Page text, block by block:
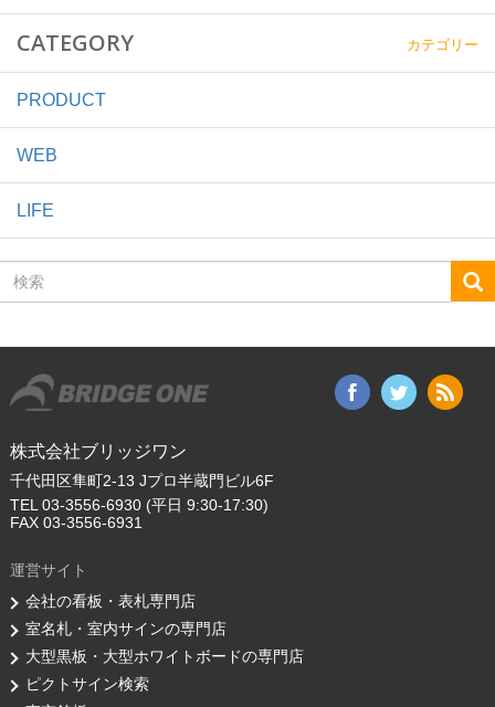
CATEGORY カテゴリー
PRODUCT
WEB
LIFE
株式会社ブリッジワン
千代田区隼町2-13 Jプロ半蔵門ビル6F
TEL 03-3556-6930 (平日 9:30-17:30)
FAX 03-3556-6931
運営サイト
会社の看板・表札専門店
室名札・室内サインの専門店
大型黒板・大型ホワイトボードの専門店
ピクトサイン検索